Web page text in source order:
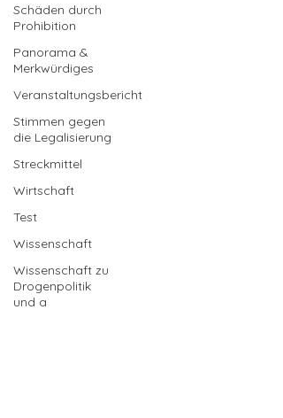
Schäden durch
Prohibition
Panorama &
Merkwürdiges
Veranstaltungsbericht
Stimmen gegen
die Legalisierung
Streckmittel
Wirtschaft
Test
Wissenschaft
Wissenschaft zu
Drogenpolitik
und a